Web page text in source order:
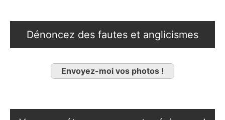
Dénoncez des fautes et anglicismes
Envoyez-moi vos photos !